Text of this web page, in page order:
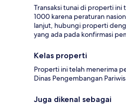
Transaksi tunai di properti ini
1000 karena peraturan
lanjut, hubungi properti
yang ada pada konfirmasi
Kelas properti
Properti ini telah menerima
Dinas Pengembangan
Juga dikenal sebagai